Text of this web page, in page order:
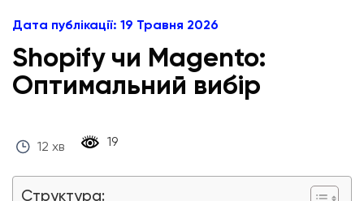
Дата публікації: 19 Травня 2026
Shopify чи Magento:
Оптимальний вибір
12 хв ‎ 19 ‎
Структура: